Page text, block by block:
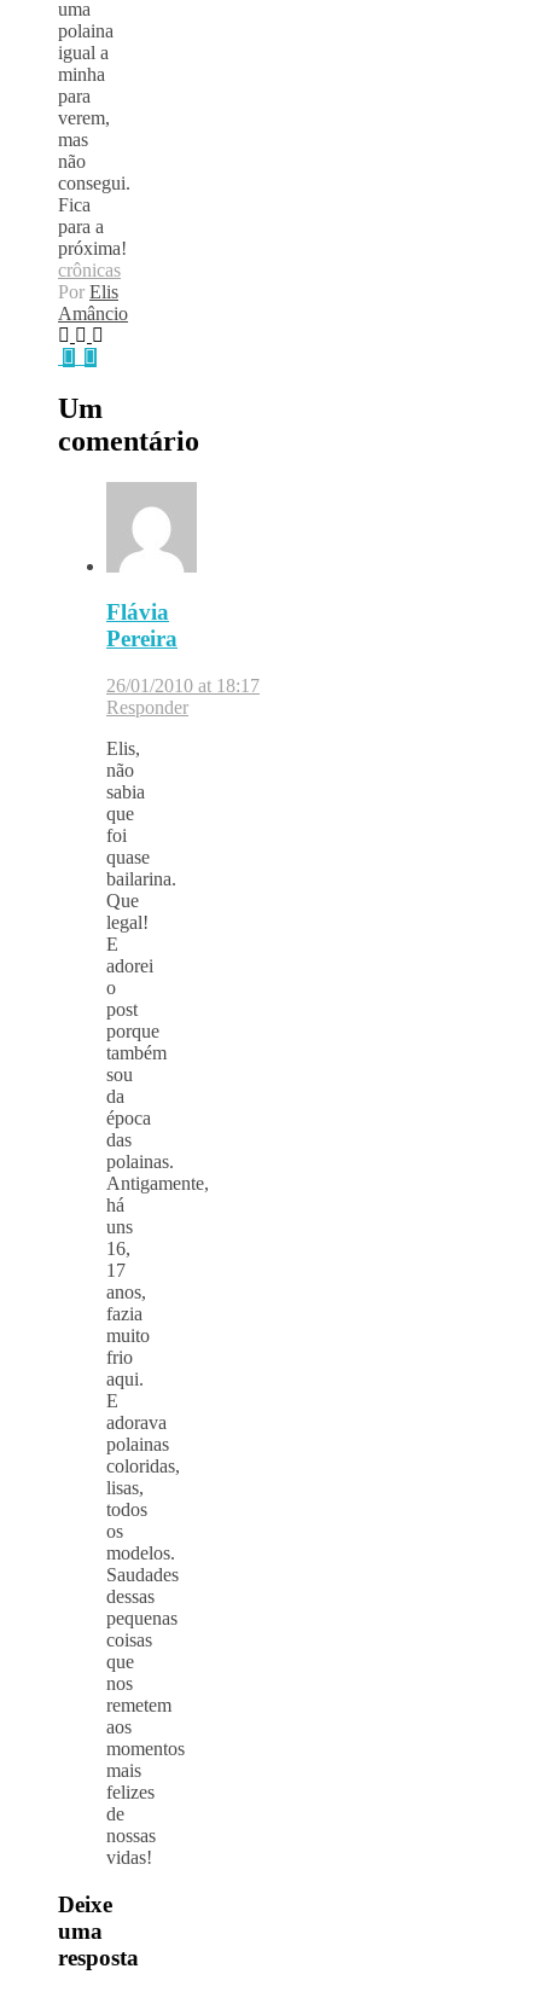
uma
polaina
igual a
minha
para
verem,
mas
não
consegui.
Fica
para a
próxima!
crônicas
Por Elis
Amâncio
Um
comentário
Flávia
Pereira
26/01/2010 at 18:17
Responder
Elis,
não
sabia
que
foi
quase
bailarina.
Que
legal!
E
adorei
o
post
porque
também
sou
da
época
das
polainas.
Antigamente,
há
uns
16,
17
anos,
fazia
muito
frio
aqui.
E
adorava
polainas
coloridas,
lisas,
todos
os
modelos.
Saudades
dessas
pequenas
coisas
que
nos
remetem
aos
momentos
mais
felizes
de
nossas
vidas!
Deixe
uma
resposta